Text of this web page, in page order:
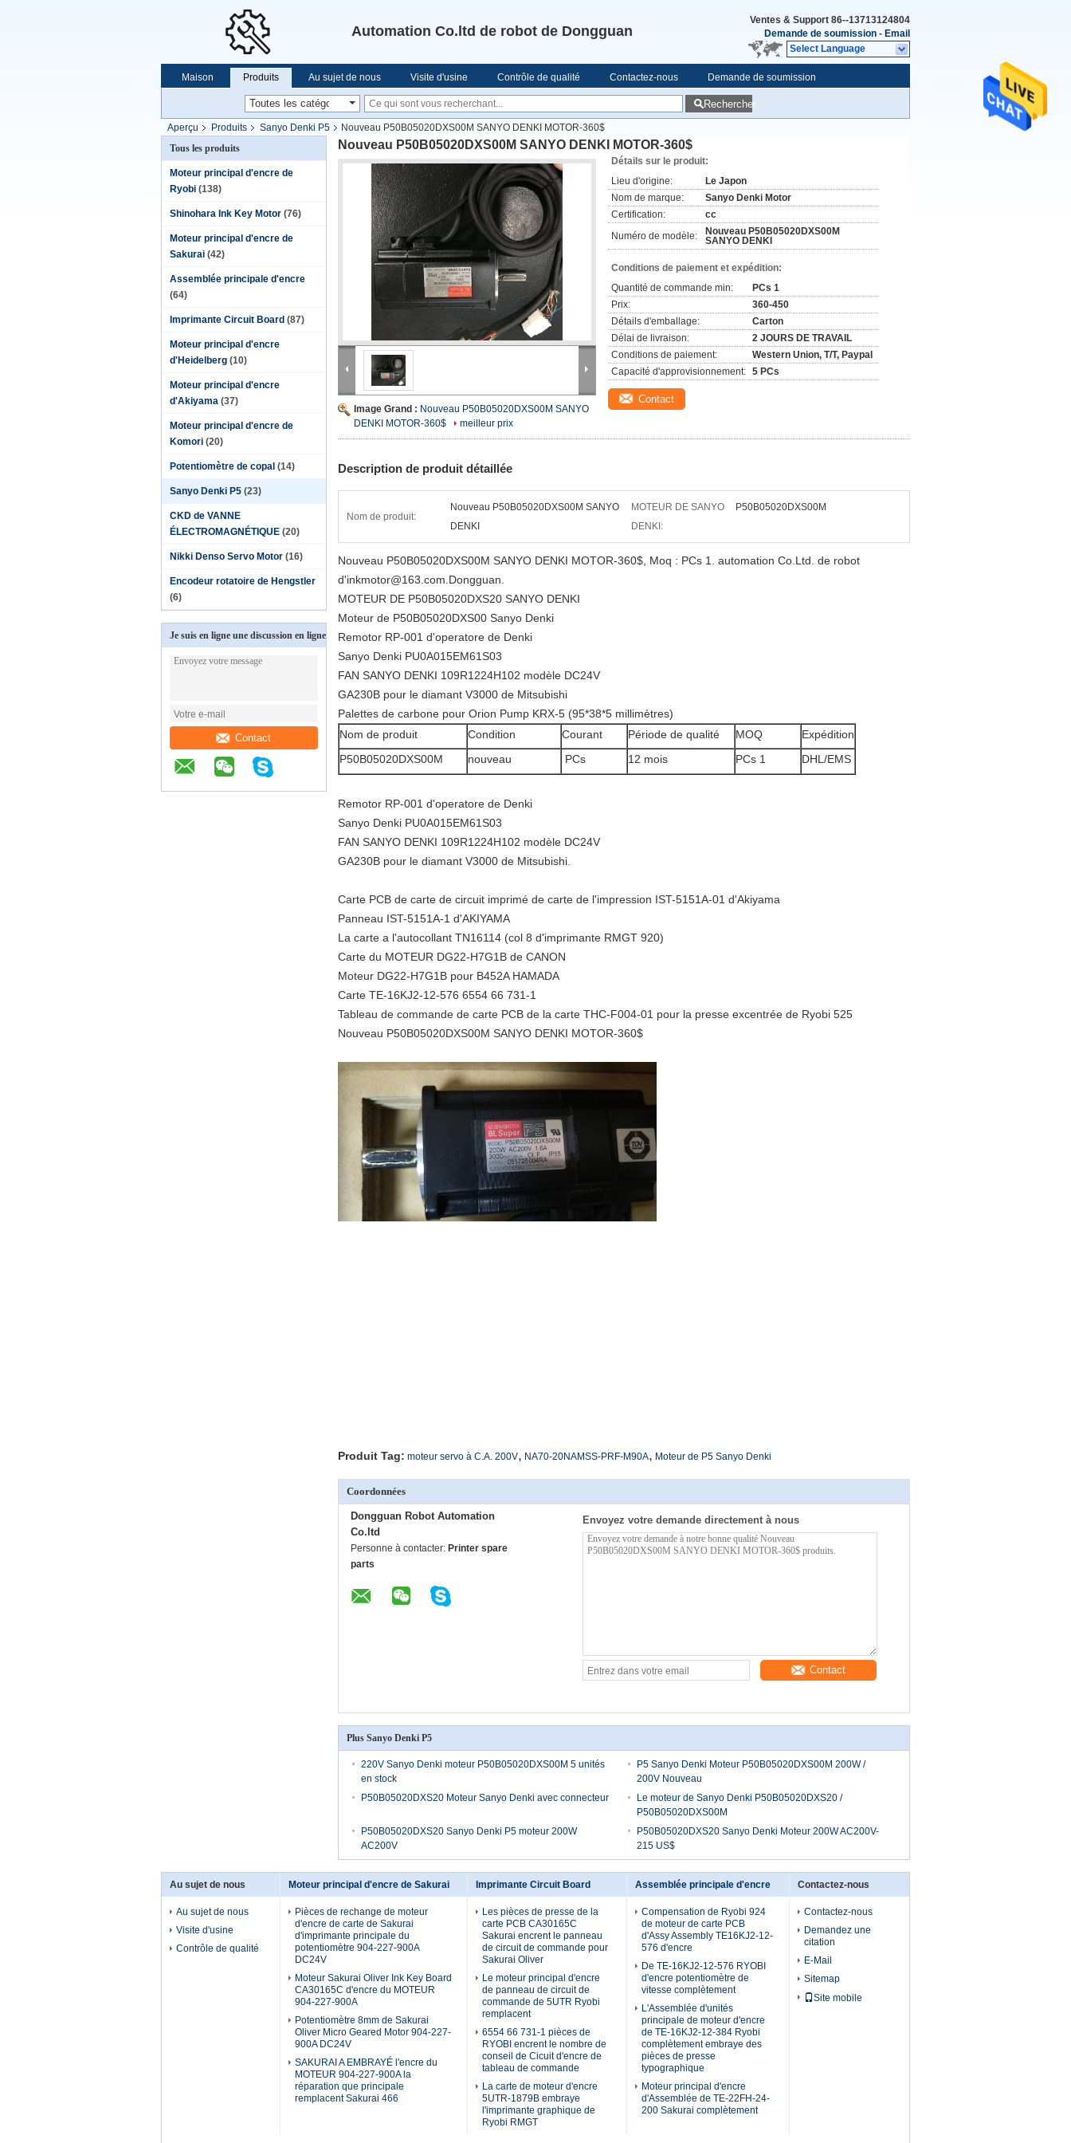
Automation Co.ltd de robot de Dongguan
Ventes & Support 86--13713124804
Demande de soumission - Email
Select Language
Maison Produits Au sujet de nous Visite d'usine Contrôle de qualité Contactez-nous Demande de soumission
Rechercher
Aperçu Produits Sanyo Denki P5
Nouveau P50B05020DXS00M SANYO DENKI MOTOR-360$
Tous les produits
Moteur principal d'encre de
Ryobi (138)
Shinohara Ink Key Motor (76)
Moteur principal d'encre de
Sakurai (42)
Assemblée principale d'encre
(64)
Imprimante Circuit Board (87)
Moteur principal d'encre
d'Heidelberg (10)
Moteur principal d'encre
d'Akiyama (37)
Moteur principal d'encre de
Komori (20)
Potentiomètre de copal (14)
Sanyo Denki P5 (23)
CKD de VANNE
ÉLECTROMAGNÉTIQUE (20)
Nikki Denso Servo Motor (16)
Encodeur rotatoire de Hengstler
(6)
Je suis en ligne une discussion en ligne
Contact
Nouveau P50B05020DXS00M SANYO DENKI MOTOR-360$
Image Grand : Nouveau P50B05020DXS00M SANYO
DENKI MOTOR-360$
meilleur prix
Détails sur le produit:
Lieu d'origine:
Le Japon
Nom de marque:
Sanyo Denki Motor
Certification:
cc
Numéro de modèle:
Nouveau P50B05020DXS00M
SANYO DENKI
Conditions de paiement et expédition:
Quantité de commande min:
PCs 1
Prix:
360-450
Détails d'emballage:
Carton
Délai de livraison:
2 JOURS DE TRAVAIL
Conditions de paiement:
Western Union, T/T, Paypal
Capacité d'approvisionnement: 5 PCs
Contact
Description de produit détaillée
Nom de produit:
Nouveau P50B05020DXS00M SANYO
DENKI
MOTEUR DE SANYO
DENKI:
P50B05020DXS00M
Nouveau P50B05020DXS00M SANYO DENKI MOTOR-360$, Moq : PCs 1. automation Co.Ltd. de robot
d'inkmotor@163.com.Dongguan.
MOTEUR DE P50B05020DXS20 SANYO DENKI
Moteur de P50B05020DXS00 Sanyo Denki
Remotor RP-001 d'operatore de Denki
Sanyo Denki PU0A015EM61S03
FAN SANYO DENKI 109R1224H102 modèle DC24V
GA230B pour le diamant V3000 de Mitsubishi
Palettes de carbone pour Orion Pump KRX-5 (95*38*5 millimètres)
Nom de produit
Condition Courant Période de qualité MOQ
Expédition
P50B05020DXS00M
nouveau PCs 12 mois PCs 1 DHL/EMS
Remotor RP-001 d'operatore de Denki
Sanyo Denki PU0A015EM61S03
FAN SANYO DENKI 109R1224H102 modèle DC24V
GA230B pour le diamant V3000 de Mitsubishi.
Carte PCB de carte de circuit imprimé de carte de l'impression IST-5151A-01 d'Akiyama
Panneau IST-5151A-1 d'AKIYAMA
La carte a l'autocollant TN16114 (col 8 d'imprimante RMGT 920)
Carte du MOTEUR DG22-H7G1B de CANON
Moteur DG22-H7G1B pour B452A HAMADA
Carte TE-16KJ2-12-576 6554 66 731-1
Tableau de commande de carte PCB de la carte THC-F004-01 pour la presse excentrée de Ryobi 525
Nouveau P50B05020DXS00M SANYO DENKI MOTOR-360$
Produit Tag: moteur servo à C.A. 200V, NA70-20NAMSS-PRF-M90A, Moteur de P5 Sanyo Denki
Coordonnées
Dongguan Robot Automation
Co.ltd
Personne à contacter: Printer spare
parts
Envoyez votre demande directement à nous
Contact
Plus Sanyo Denki P5
220V Sanyo Denki moteur P50B05020DXS00M 5 unités
en stock
P5 Sanyo Denki Moteur P50B05020DXS00M 200W /
200V Nouveau
P50B05020DXS20 Moteur Sanyo Denki avec connecteur
Le moteur de Sanyo Denki P50B05020DXS20 /
P50B05020DXS00M
P50B05020DXS20 Sanyo Denki P5 moteur 200W
AC200V
P50B05020DXS20 Sanyo Denki Moteur 200W AC200V-
215 US$
Au sujet de nous
Au sujet de nous
Visite d'usine
Contrôle de qualité
Moteur principal d'encre de Sakurai
Pièces de rechange de moteur
d'encre de carte de Sakurai
d'imprimante principale du
potentiomètre 904-227-900A
DC24V
Moteur Sakurai Oliver Ink Key Board
CA30165C d'encre du MOTEUR
904-227-900A
Potentiomètre 8mm de Sakurai
Oliver Micro Geared Motor 904-227-
900A DC24V
SAKURAI A EMBRAYÉ l'encre du
MOTEUR 904-227-900A la
réparation que principale
remplacent Sakurai 466
Imprimante Circuit Board
Les pièces de presse de la
carte PCB CA30165C
Sakurai encrent le panneau
de circuit de commande pour
Sakurai Oliver
Le moteur principal d'encre
de panneau de circuit de
commande de 5UTR Ryobi
remplacent
6554 66 731-1 pièces de
RYOBI encrent le nombre de
conseil de Cicuit d'encre de
tableau de commande
La carte de moteur d'encre
5UTR-1879B embraye
l'imprimante graphique de
Ryobi RMGT
Assemblée principale d'encre
Compensation de Ryobi 924
de moteur de carte PCB
d'Assy Assembly TE16KJ2-12-
576 d'encre
De TE-16KJ2-12-576 RYOBI
d'encre potentiomètre de
vitesse complètement
L'Assemblée d'unités
principale de moteur d'encre
de TE-16KJ2-12-384 Ryobi
complètement embraye des
pièces de presse
typographique
Moteur principal d'encre
d'Assemblée de TE-22FH-24-
200 Sakurai complètement
Contactez-nous
Contactez-nous
Demandez une
citation
E-Mail
Sitemap
Site mobile